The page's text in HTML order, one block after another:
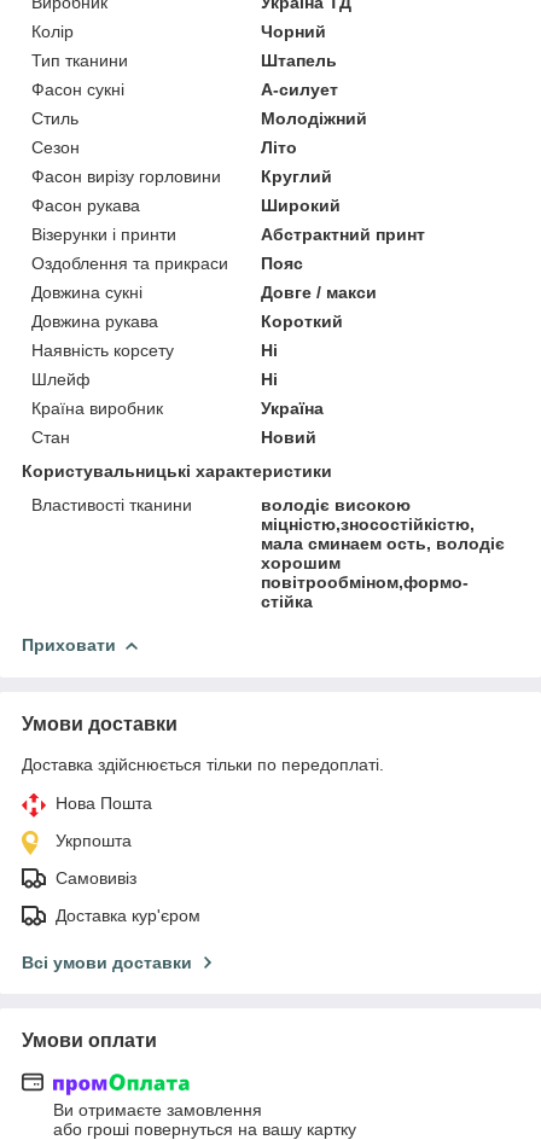
Колір
Чорний
Тип тканини
Штапель
Фасон сукні
А-силует
Стиль
Молодіжний
Сезон
Літо
Фасон вирізу горловини
Круглий
Фасон рукава
Широкий
Візерунки і принти
Абстрактний принт
Оздоблення та прикраси
Пояс
Довжина сукні
Довге / макси
Довжина рукава
Короткий
Наявність корсету
Ні
Шлейф
Ні
Країна виробник
Україна
Стан
Новий
Користувальницькі характеристики
Властивості тканини
володіє високою
міцністю,зносостійкістю,
мала сминаем ость, володіє
хорошим
повітрообміном,формо-
стійка
Приховати
Умови доставки
Доставка здійснюється тільки по передоплаті.
Нова Пошта
Укрпошта
Самовивіз
Доставка кур'єром
Всі умови доставки
Умови оплати
Ви отримаєте замовлення
або гроші повернуться на вашу картку